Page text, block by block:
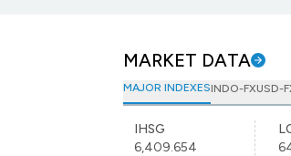
MARKET DATA
MAJOR INDEXESINDO-FXUSD-
IHSG
6,409.654